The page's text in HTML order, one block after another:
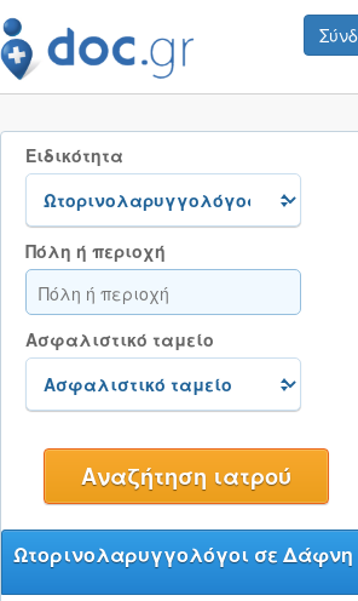
Ειδικότητα
Πόλη ή περιοχή
Ασφαλιστικό ταμείο
Ωτορινολαρυγγολόγοι σε Δάφνη